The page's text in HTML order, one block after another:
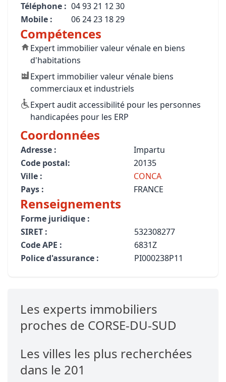
Téléphone : 04 93 21 12 30
Mobile :
06 24 23 18 29
Compétences
Expert immobilier valeur vénale en biens
d'habitations
Expert immobilier valeur vénale biens
commerciaux et industriels
Expert audit accessibilité pour les personnes
handicapées pour les ERP
Coordonnées
Adresse :
Impartu
Code postal:
20135
Ville :
CONCA
Pays :
FRANCE
Renseignements
Forme juridique :
SIRET :
532308277
Code APE :
6831Z
Police d'assurance :
PI000238P11
Les experts immobiliers
proches de CORSE-DU-SUD
Les villes les plus recherchées
dans le 201